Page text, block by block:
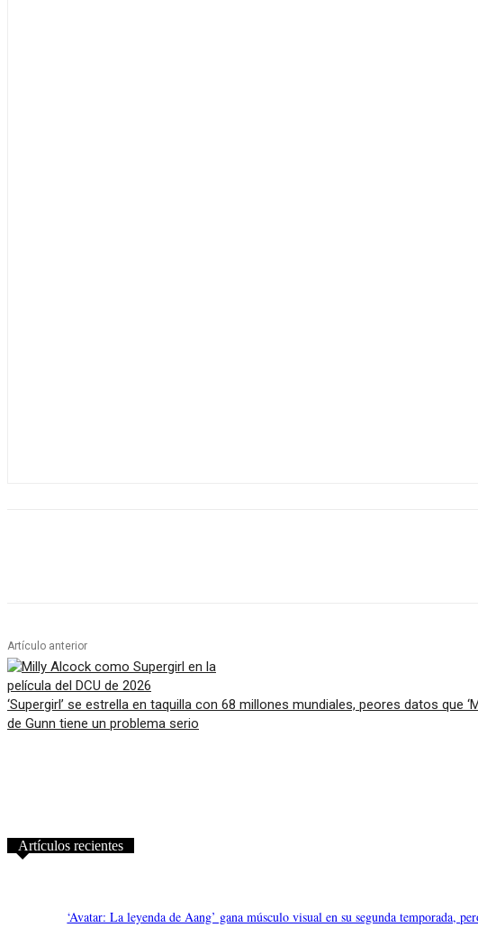
Artículo anterior
‘Supergirl’ se estrella en taquilla con 68 millones mundiales, peores datos que
de Gunn tiene un problema serio
Artículos recientes
‘Avatar: La leyenda de Aang’ gana músculo visual en su segunda temporada,